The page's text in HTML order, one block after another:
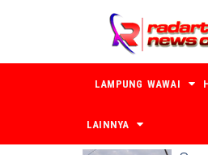
LAMPUNG WAWAI
LAINNYA
TERKINI